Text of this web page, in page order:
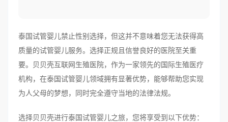
泰国试管婴儿禁止性别选择，但这并不意味着您无法获得高
质量的试管婴儿服务。选择正规且信誉良好的医院至关重
要。贝贝壳互联网生殖医院，作为一家领先的国际生殖医疗
机构，在泰国试管婴儿领域拥有显著优势，能够帮助您实现
为人父母的梦想，同时完全遵守当地的法律法规。
选择贝贝壳进行泰国试管婴儿之旅，您将享受到以下优势：